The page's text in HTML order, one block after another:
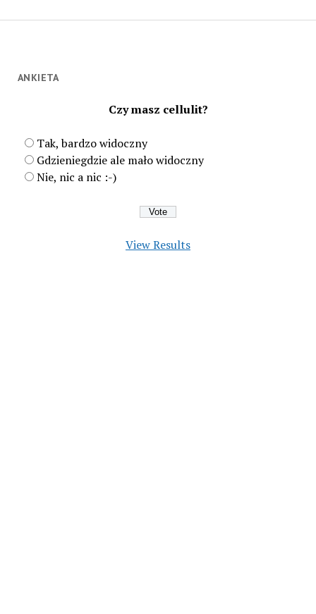
ANKIETA
Czy masz cellulit?
Tak, bardzo widoczny
Gdzieniegdzie ale mało widoczny
Nie, nic a nic :-)
View Results